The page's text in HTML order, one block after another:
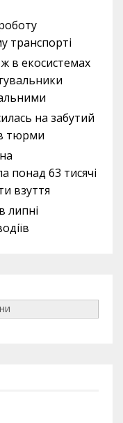
транспорті
в екосистемах
на забутий
тюрми
понад 63 тисячі
взуття
липні